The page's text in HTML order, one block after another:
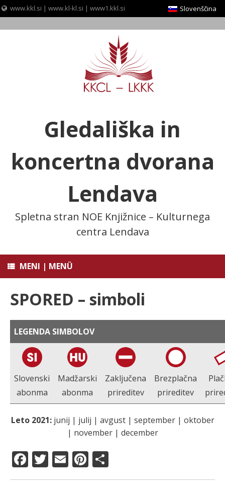
www.kkl.si | www.kl-kl.si | www1.kkl.si
Slovenščina
Gledališka in
koncertna dvorana
Lendava
Spletna stran NOE Knjižnice – Kulturnega
centra Lendava
MENI | MENÜ
SPORED – simboli
LEGENDA SIMBOLOV
Slovenski
abonma
Madžarski
abonma
Zaključena
prireditev
Brezplačna
prireditev
Leto 2021:junij | julij | avgust | september | oktober
| november | december
F
a
T
w
E
m
Pi
n h